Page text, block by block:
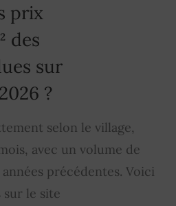
prix
des
sur
?
selon le village,
avec un volume de
précédentes. Voici
sur le site